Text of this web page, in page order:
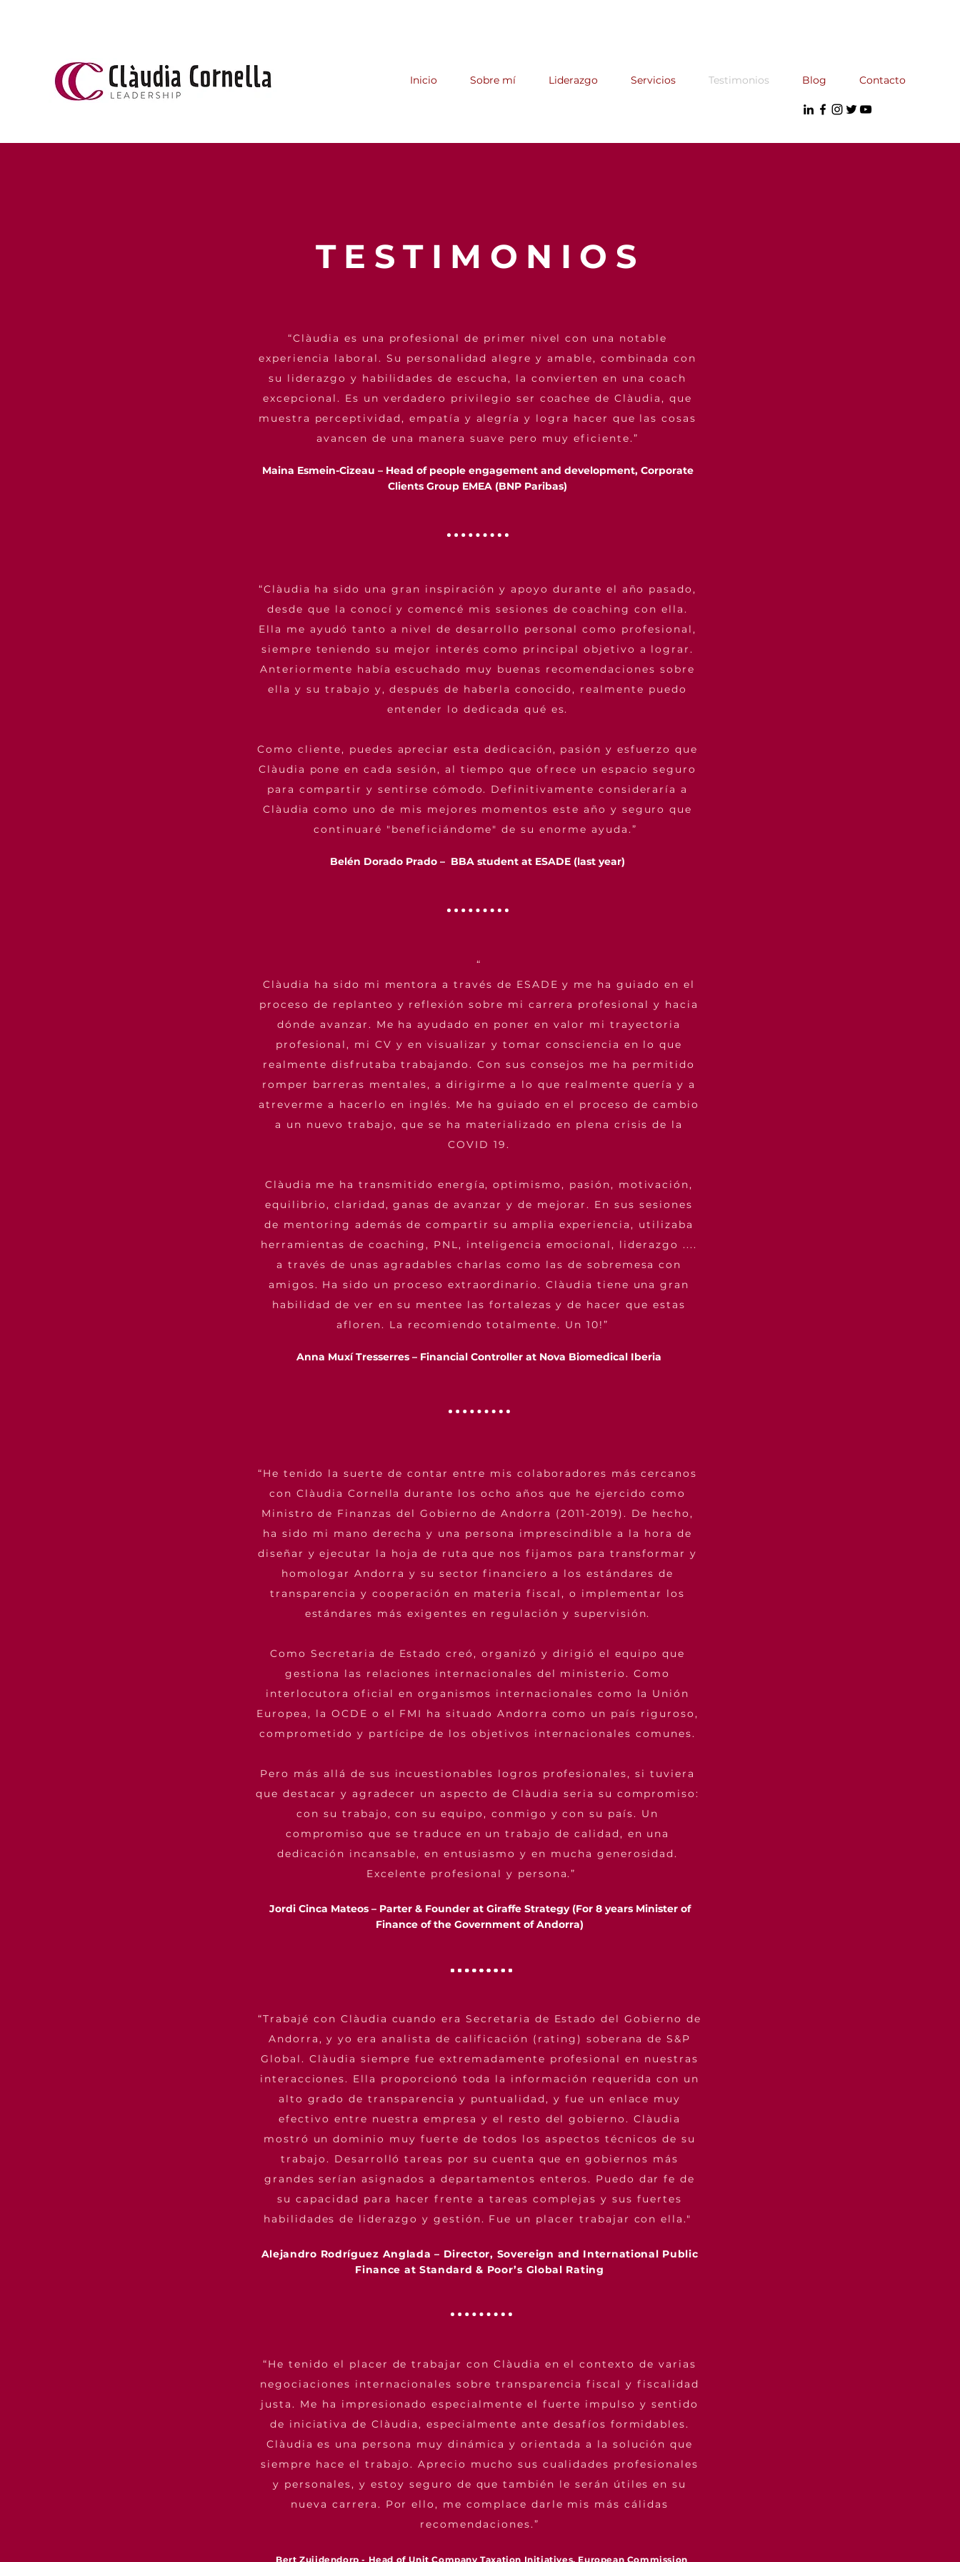
Inicio Sobre mí Liderazgo Servicios Testimonios Blog Contacto
TESTIMONIOS
“Clàudia es una profesional de primer nivel con una notable
experiencia laboral. Su personalidad alegre y amable, combinada con
su liderazgo y habilidades de escucha, la convierten en una coach
excepcional. Es un verdadero privilegio ser coachee de Clàudia, que
muestra perceptividad, empatía y alegría y logra hacer que las cosas
avancen de una manera suave pero muy eficiente.”
Maina Esmein-Cizeau – Head of people engagement and development, Corporate
Clients Group EMEA (BNP Paribas)
“Clàudia ha sido una gran inspiración y apoyo durante el año pasado,
desde que la conocí y comencé mis sesiones de coaching con ella.
Ella me ayudó tanto a nivel de desarrollo personal como profesional,
siempre teniendo su mejor interés como principal objetivo a lograr.
Anteriormente había escuchado muy buenas recomendaciones sobre
ella y su trabajo y, después de haberla conocido, realmente puedo
entender lo dedicada qué es.
Como cliente, puedes apreciar esta dedicación, pasión y esfuerzo que
Clàudia pone en cada sesión, al tiempo que ofrece un espacio seguro
para compartir y sentirse cómodo. Definitivamente consideraría a
Clàudia como uno de mis mejores momentos este año y seguro que
continuaré "beneficiándome" de su enorme ayuda.”
Belén Dorado Prado – BBA student at ESADE (last year)
“
Clàudia ha sido mi mentora a través de ESADE y me ha guiado en el
proceso de replanteo y reflexión sobre mi carrera profesional y hacia
dónde avanzar. Me ha ayudado en poner en valor mi trayectoria
profesional, mi CV y en visualizar y tomar consciencia en lo que
realmente disfrutaba trabajando. Con sus consejos me ha permitido
romper barreras mentales, a dirigirme a lo que realmente quería y a
atreverme a hacerlo en inglés. Me ha guiado en el proceso de cambio
a un nuevo trabajo, que se ha materializado en plena crisis de la
COVID 19.
Clàudia me ha transmitido energía, optimismo, pasión, motivación,
equilibrio, claridad, ganas de avanzar y de mejorar. En sus sesiones
de mentoring además de compartir su amplia experiencia, utilizaba
herramientas de coaching, PNL, inteligencia emocional, liderazgo ....
a través de unas agradables charlas como las de sobremesa con
amigos. Ha sido un proceso extraordinario. Clàudia tiene una gran
habilidad de ver en su mentee las fortalezas y de hacer que estas
afloren. La recomiendo totalmente. Un 10!”
Anna Muxí Tresserres – Financial Controller at Nova Biomedical Iberia
“He tenido la suerte de contar entre mis colaboradores más cercanos
con Clàudia Cornella durante los ocho años que he ejercido como
Ministro de Finanzas del Gobierno de Andorra (2011-2019). De hecho,
ha sido mi mano derecha y una persona imprescindible a la hora de
diseñar y ejecutar la hoja de ruta que nos fijamos para transformar y
homologar Andorra y su sector financiero a los estándares de
transparencia y cooperación en materia fiscal, o implementar los
estándares más exigentes en regulación y supervisión.
Como Secretaria de Estado creó, organizó y dirigió el equipo que
gestiona las relaciones internacionales del ministerio. Como
interlocutora oficial en organismos internacionales como la Unión
Europea, la OCDE o el FMI ha situado Andorra como un país riguroso,
comprometido y partícipe de los objetivos internacionales comunes.
Pero más allá de sus incuestionables logros profesionales, si tuviera
que destacar y agradecer un aspecto de Clàudia seria su compromiso:
con su trabajo, con su equipo, conmigo y con su país. Un
compromiso que se traduce en un trabajo de calidad, en una
dedicación incansable, en entusiasmo y en mucha generosidad.
Excelente profesional y persona.”
Jordi Cinca Mateos – Parter & Founder at Giraffe Strategy (For 8 years Minister of
Finance of the Government of Andorra)
“Trabajé con Clàudia cuando era Secretaria de Estado del Gobierno de
Andorra, y yo era analista de calificación (rating) soberana de S&P
Global. Clàudia siempre fue extremadamente profesional en nuestras
interacciones. Ella proporcionó toda la información requerida con un
alto grado de transparencia y puntualidad, y fue un enlace muy
efectivo entre nuestra empresa y el resto del gobierno. Clàudia
mostró un dominio muy fuerte de todos los aspectos técnicos de su
trabajo. Desarrolló tareas por su cuenta que en gobiernos más
grandes serían asignados a departamentos enteros. Puedo dar fe de
su capacidad para hacer frente a tareas complejas y sus fuertes
habilidades de liderazgo y gestión. Fue un placer trabajar con ella."
Alejandro Rodríguez Anglada – Director, Sovereign and International Public
Finance at Standard & Poor’s Global Rating
“He tenido el placer de trabajar con Clàudia en el contexto de varias
negociaciones internacionales sobre transparencia fiscal y fiscalidad
justa. Me ha impresionado especialmente el fuerte impulso y sentido
de iniciativa de Clàudia, especialmente ante desafíos formidables.
Clàudia es una persona muy dinámica y orientada a la solución que
siempre hace el trabajo. Aprecio mucho sus cualidades profesionales
y personales, y estoy seguro de que también le serán útiles en su
nueva carrera. Por ello, me complace darle mis más cálidas
recomendaciones.”
Bert Zuijdendorp - Head of Unit Company Taxation Initiatives, European Commission